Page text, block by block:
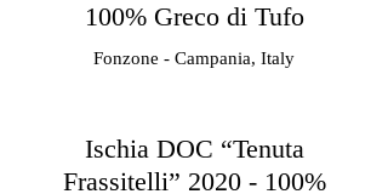
100% Greco di Tufo
Fonzone - Campania, Italy
Ischia DOC “Tenuta
Frassitelli” 2020 - 100%